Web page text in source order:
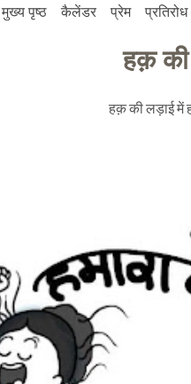
मुख्य पृष्ठ कैलेंडर प्रेम प्रतिरोध
हक़
हक़ की लड़ाई में